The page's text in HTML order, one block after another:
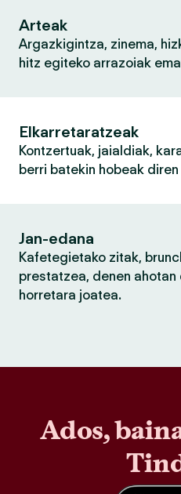
Arteak
Argazkigintza, zinema,
hitz egiteko arrazoiak
Elkarretaratzeak
Kontzertuak, jaialdiak,
berri batekin hobeak
Jan-edana
Kafetegietako zitak,
prestatzea, denen
horretara joatea.
Ados,